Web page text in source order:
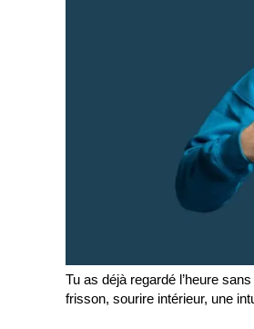
Tu as déjà regardé l’heure
frisson, sourire intérieur, une